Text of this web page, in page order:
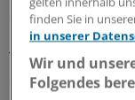
die potenzielle
können dadurch
Tumor für das
eine
finden Sie in
in unserer
Wir und
Folgendes